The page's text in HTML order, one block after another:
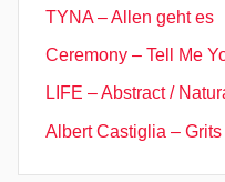
TYNA – Allen geht es
Ceremony – Tell Me
LIFE – Abstract /
Albert Castiglia –